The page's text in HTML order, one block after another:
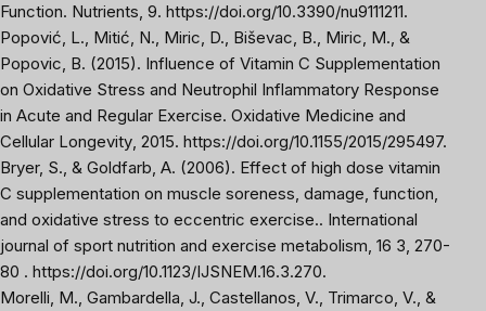
Function. Nutrients, 9. https://doi.org/10.3390/nu9111211.
Popović, L., Mitić, N., Miric, D., Biševac, B., Miric, M., &
Popovic, B. (2015). Influence of Vitamin C Supplementation
on Oxidative Stress and Neutrophil Inflammatory Response
in Acute and Regular Exercise. Oxidative Medicine and
Cellular Longevity, 2015. https://doi.org/10.1155/2015/295497.
Bryer, S., & Goldfarb, A. (2006). Effect of high dose vitamin
C supplementation on muscle soreness, damage, function,
and oxidative stress to eccentric exercise.. International
journal of sport nutrition and exercise metabolism, 16 3, 270-
80 . https://doi.org/10.1123/IJSNEM.16.3.270.
Morelli, M., Gambardella, J., Castellanos, V., Trimarco, V., &